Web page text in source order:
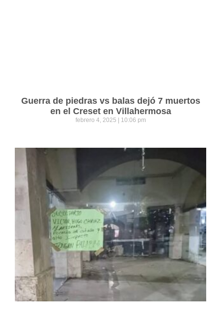
Guerra de piedras vs balas dejó 7 muertos
en el Creset en Villahermosa
febrero 4, 2025 10:06 pm